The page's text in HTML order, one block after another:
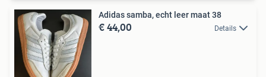
Adidas samba, echt leer maat 38
€ 44,00 Details